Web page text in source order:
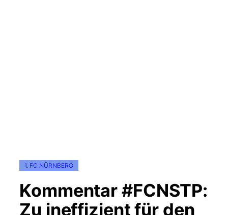
1. FC NÜRNBERG
Kommentar #FCNSTP:
Zu ineffizient für den